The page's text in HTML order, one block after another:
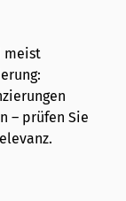
meist
– prüfen Sie